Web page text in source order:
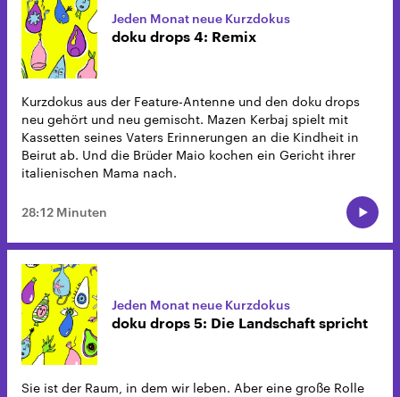
Jeden Monat neue Kurzdokus
doku drops 4: Remix
Kurzdokus aus der Feature-Antenne und den doku drops
neu gehört und neu gemischt. Mazen Kerbaj spielt mit
Kassetten seines Vaters Erinnerungen an die Kindheit in
Beirut ab. Und die Brüder Maio kochen ein Gericht ihrer
italienischen Mama nach.
28:12 Minuten
Jeden Monat neue Kurzdokus
doku drops 5: Die Landschaft spricht
Sie ist der Raum, in dem wir leben. Aber eine große Rolle